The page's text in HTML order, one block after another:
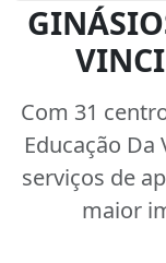
Com 31
Educação
serviços de
maior